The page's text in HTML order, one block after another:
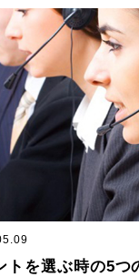
トを選ぶ時の5つ